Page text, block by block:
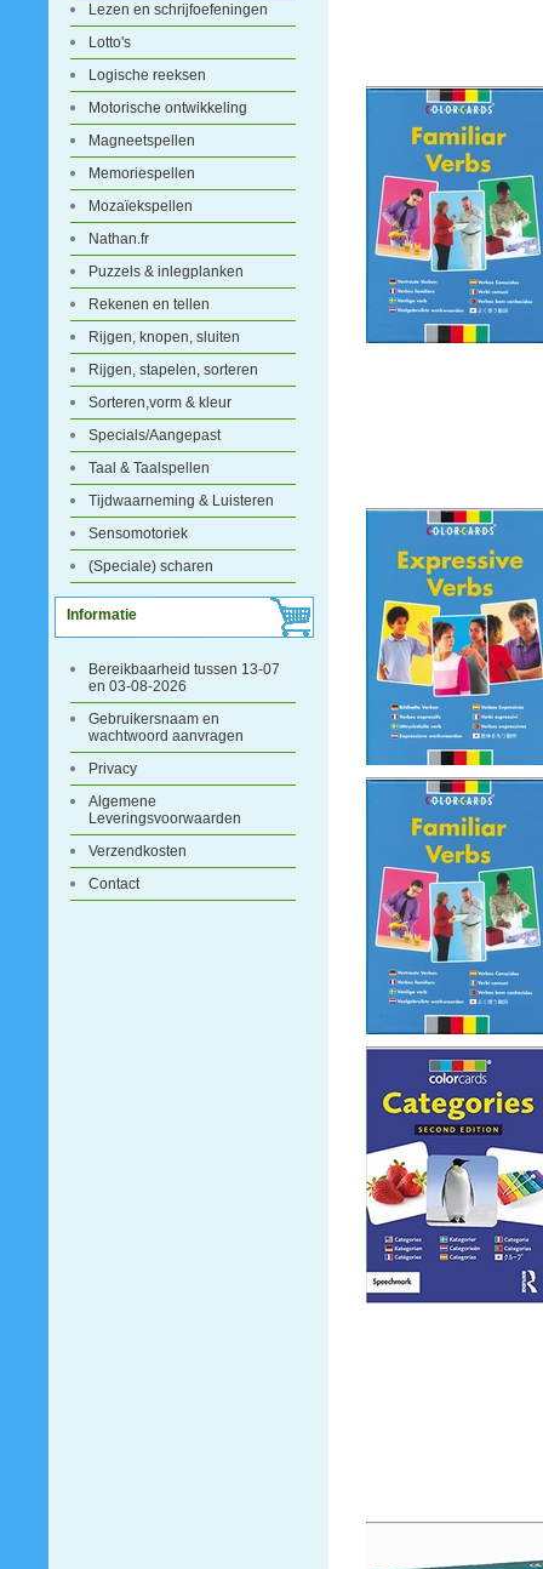
Lezen en schrijfoefeningen
Lotto's
Logische reeksen
Motorische ontwikkeling
Magneetspellen
Memoriespellen
Mozaïekspellen
Nathan.fr
Puzzels & inlegplanken
Rekenen en tellen
Rijgen, knopen, sluiten
Rijgen, stapelen, sorteren
Sorteren,vorm & kleur
Specials/Aangepast
Taal & Taalspellen
Tijdwaarneming & Luisteren
Sensomotoriek
(Speciale) scharen
Informatie
Bereikbaarheid tussen 13-07
en 03-08-2026
Gebruikersnaam en
wachtwoord aanvragen
Privacy
Algemene
Leveringsvoorwaarden
Verzendkosten
Contact